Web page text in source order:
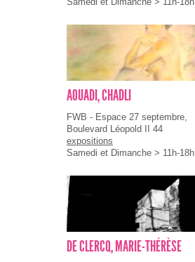
AOUADI, CHADLI
FWB - Espace 27 septembre,
Boulevard Léopold II 44
expositions
Samedi et Dimanche > 11h-18h
DE CLERCQ, MARIE-THÉRÈSE